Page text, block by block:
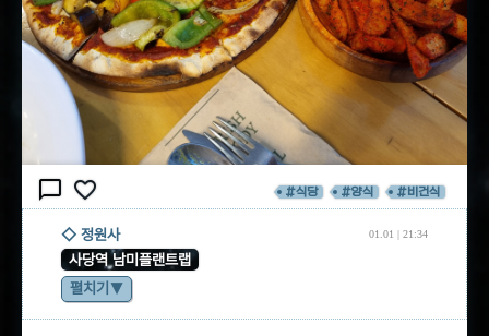
chat_bubble_outline favorite_border #식당 #양식 #비건식
◇ 정원사 01.01 | 21:34
사당역 남미플랜트랩
펼치기